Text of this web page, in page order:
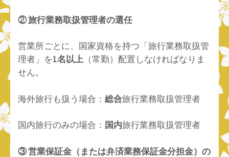
② 旅行業務取扱管理者の選任
営業所ごとに、国家資格を持つ「旅行業務取扱管
理者」を1名以上 （常勤）配置しなければなりま
せん。
海外旅行も扱う場合： 総合旅行業務取扱管理者
国内旅行のみの場合： 国内旅行業務取扱管理者
③ 営業保証金（または弁済業務保証金分担金）の